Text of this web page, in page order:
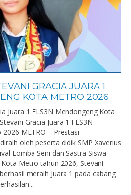
GRACIA JUARA 1
KOTA METRO 2026
Juara 1 FLS3N Mendongeng Kota
Gracia Juara 1 FLS3N
METRO – Prestasi
oleh peserta didik SMP Xaverius
Lomba Seni dan Sastra Siswa
Metro tahun 2026, Stevani
meraih Juara 1 pada cabang